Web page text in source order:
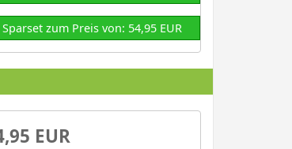
Sparset zum Preis von: 54,95 EUR
EUR